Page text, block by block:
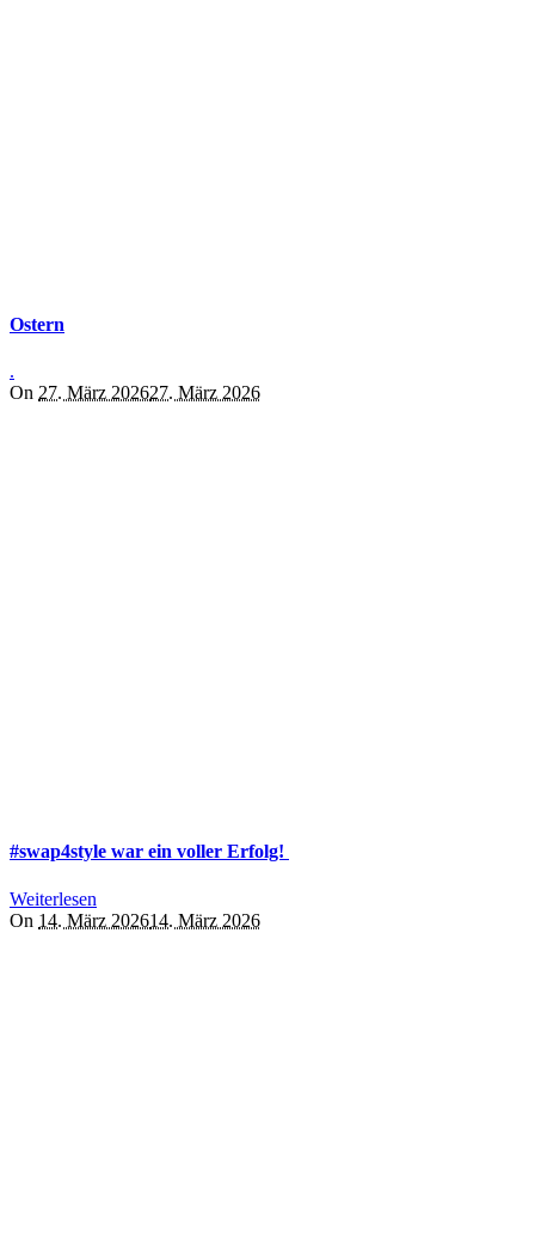
Ostern
.
On 27. März 202627. März 2026
#swap4style war ein voller Erfolg!
Weiterlesen
On 14. März 202614. März 2026